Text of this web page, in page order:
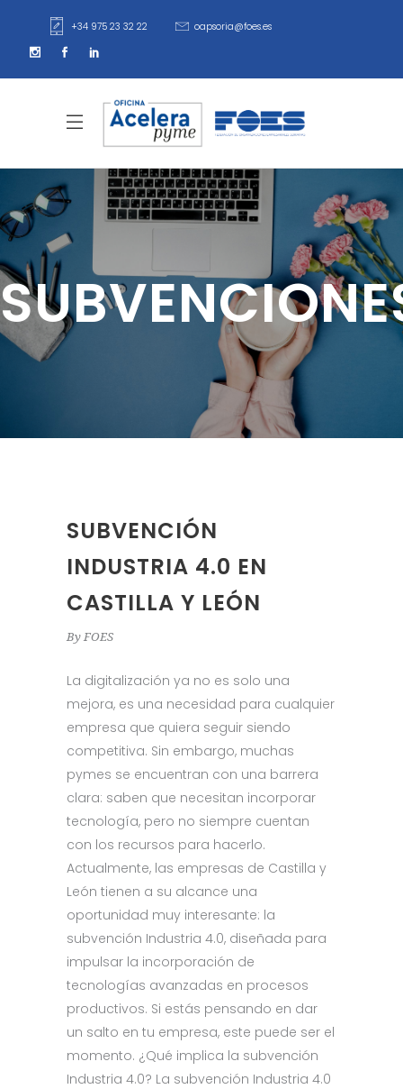
+34 975 23 32 22 oapsoria@foes.es
SUBVENCIÓN
INDUSTRIA 4.0 EN
CASTILLA Y LEÓN
By FOES
La digitalización ya no es solo una
mejora, es una necesidad para cualquier
empresa que quiera seguir siendo
competitiva. Sin embargo, muchas
pymes se encuentran con una barrera
clara: saben que necesitan incorporar
tecnología, pero no siempre cuentan
con los recursos para hacerlo.
Actualmente, las empresas de Castilla y
León tienen a su alcance una
oportunidad muy interesante: la
subvención Industria 4.0, diseñada para
impulsar la incorporación de
tecnologías avanzadas en procesos
productivos. Si estás pensando en dar
un salto en tu empresa, este puede ser el
momento. ¿Qué implica la subvención
Industria 4.0? La subvención Industria 4.0